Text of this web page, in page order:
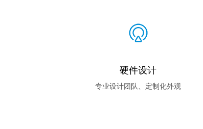
硬件设计
专业设计团队、定制化外观